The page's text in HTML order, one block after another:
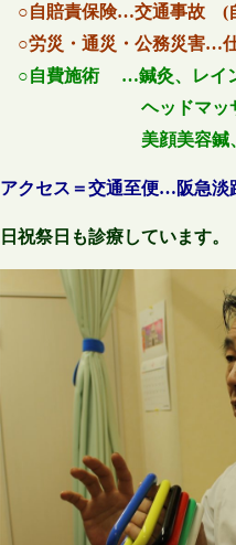
○自賠責保険…交通事故 (
○労災・通災・公務災害…
○自費施術 …鍼灸、レイン
ヘッドマッサージ
美顔美容鍼、経絡美
アクセス＝交通至便…阪急淡
日祝祭日も診療しています。